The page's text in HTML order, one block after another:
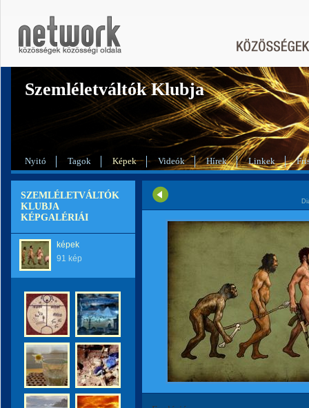
Szemléletváltók Klubja
Nyitó Tagok Képek Videók Hírek Linkek
SZEMLÉLETVÁLTÓK
KLUBJA
KÉPGALÉRIÁI
képek
91 kép